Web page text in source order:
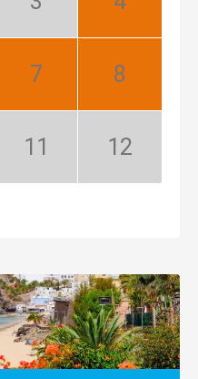
Březen:
Duben:
Červenec:
Srpen:
Listopad:
Prosinec: